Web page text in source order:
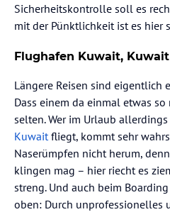
Sicherheitskontrolle soll es
mit der Pünktlichkeit ist es hier
Flughafen Kuwait, Kuwait
Längere Reisen sind eigentlich
Dass einem da einmal etwas
selten. Wer im Urlaub
Kuwait fliegt, kommt sehr
Naserümpfen nicht herum,
klingen mag – hier riecht es
streng. Und auch beim
oben: Durch unprofessionelles